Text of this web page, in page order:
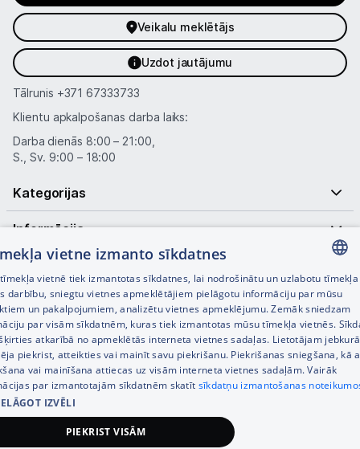
Veikalu meklētājs
Uzdot jautājumu
Tālrunis +371 67333733
Klientu apkalpošanas darba laiks:
Darba dienās 8:00 – 21:00,
S., Sv. 9:00 – 18:00
Kategorijas
Informācija
Noderīgas saites
© SIA Tet 2026 -
LATVIAN
RUSSIAN
ENGLISH
vietne izmanto sīkdatnes
vietnē tiek izmantotas sīkdatnes, lai nodrošinātu un uzlabotu tīmekļa
darbību, sniegtu vietnes apmeklētājiem pielāgotu informāciju par mūsu
un pakalpojumiem, analizētu vietnes apmeklējumu. Zemāk sniedzam
par visām sīkdatnēm, kuras tiek izmantotas mūsu tīmekļa vietnēs.
atkarībā no apmeklētās interneta vietnes sadaļas. Lietotājam
piekrist, atteikties vai mainīt savu piekrišanu. Piekrišanas sniegšana, kā
vai mainīšana attiecas uz visām interneta vietnes sadaļām. Vairāk
par izmantotajām sīkdatnēm skatīt sīkdatņu izmantošanas
IZVĒLI
PIEKRIST VISĀM